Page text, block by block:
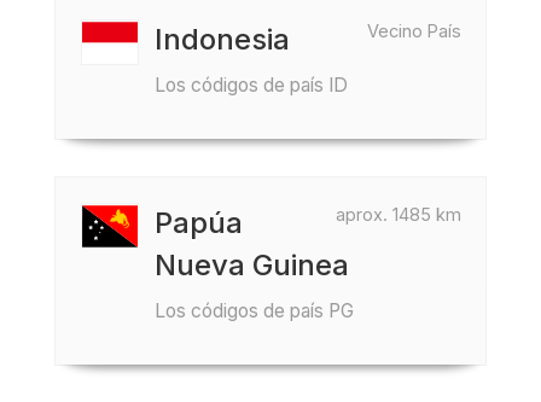
Vecino País
Indonesia
Los códigos de país ID
aprox. 1485 km
Papúa
Nueva Guinea
Los códigos de país PG